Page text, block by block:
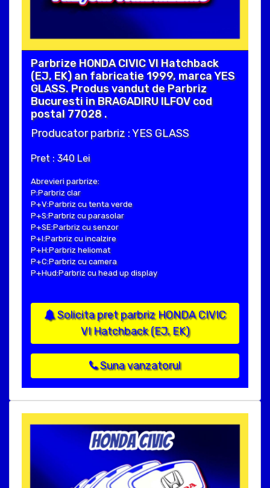
Parbrize HONDA CIVIC VI Hatchback
(EJ, EK) an fabricatie 1999, marca YES
GLASS. Produs vandut de Parbriz
Bucuresti in BRAGADIRU ILFOV cod
postal 77028 .
Producator parbriz : YES GLASS
Pret : 340 Lei
Abrevieri parbrize:
P:Parbriz clar
P+V:Parbriz cu tenta verde
P+S:Parbriz cu parasolar
P+SE:Parbriz cu senzor
P+I:Parbriz cu incalzire
P+H:Parbriz heliomat
P+C:Parbriz cu camera
P+Hud:Parbriz cu head up display
Solicita pret parbriz HONDA CIVIC
VI Hatchback (EJ, EK)
Suna vanzatorul